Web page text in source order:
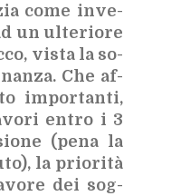
come in­ve­
un ul­te­rio­re
vi­sta la so­
Che af­
im­por­tan­ti,
en­tro i 3
(pena la
la prio­ri­tà
dei sog­